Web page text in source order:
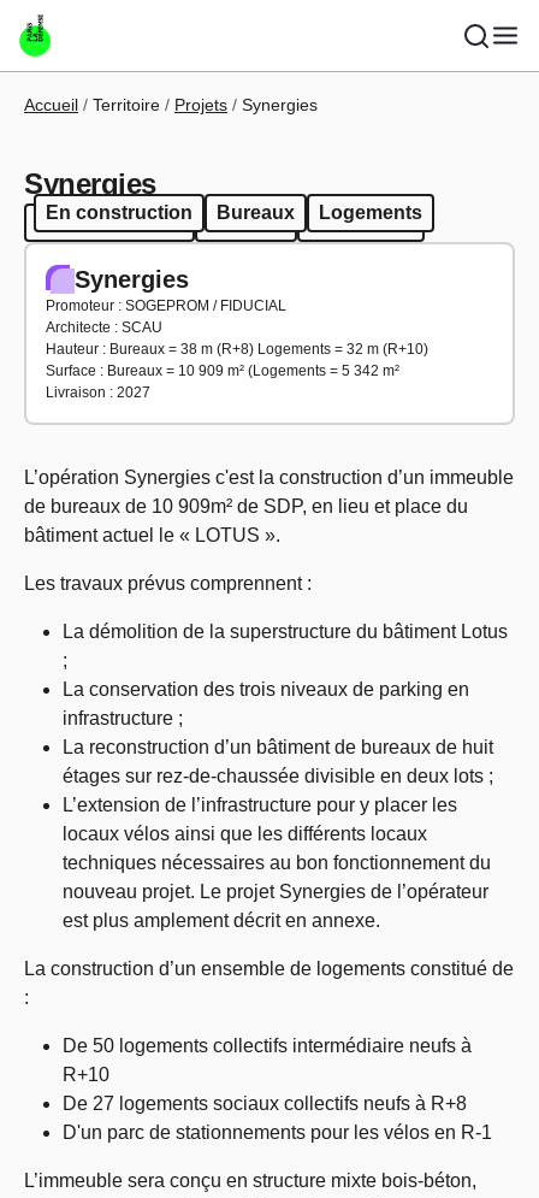
Aller au contenu principal
Fil d'Ariane
Accueil Territoire Projets Synergies
Synergies
En construction Bureaux Logements
En construction Bureaux Logements
Synergies
Promoteur : SOGEPROM / FIDUCIAL
Architecte : SCAU
Hauteur : Bureaux = 38 m (R+8) Logements = 32 m (R+10)
Surface : Bureaux = 10 909 m² (Logements = 5 342 m²
Livraison : 2027
L’opération Synergies c'est la construction d’un immeuble
de bureaux de 10 909m² de SDP, en lieu et place du
bâtiment actuel le « LOTUS ».
Les travaux prévus comprennent :
La démolition de la superstructure du bâtiment Lotus
;
La conservation des trois niveaux de parking en
infrastructure ;
La reconstruction d’un bâtiment de bureaux de huit
étages sur rez-de-chaussée divisible en deux lots ;
L’extension de l’infrastructure pour y placer les
locaux vélos ainsi que les différents locaux
techniques nécessaires au bon fonctionnement du
nouveau projet. Le projet Synergies de l’opérateur
est plus amplement décrit en annexe.
La construction d’un ensemble de logements constitué de
:
De 50 logements collectifs intermédiaire neufs à
R+10
De 27 logements sociaux collectifs neufs à R+8
D'un parc de stationnements pour les vélos en R-1
L’immeuble sera conçu en structure mixte bois-béton,